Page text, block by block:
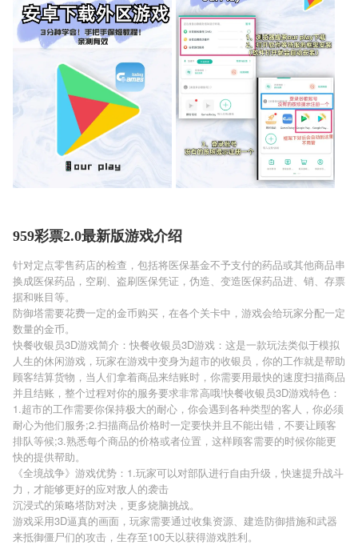
959彩票2.0最新版游戏介绍
针对定点零售药店的检查，包括将医保基金不予支付的药品或其他商品串
换成医保药品，空刷、盗刷医保凭证，伪造、变造医保药品进、销、存票
据和账目等。
防御塔需要花费一定的金币购买，在各个关卡中，游戏会给玩家分配一定
数量的金币。
快餐收银员3D游戏简介：快餐收银员3D游戏：这是一款玩法类似于模拟
人生的休闲游戏，玩家在游戏中变身为超市的收银员，你的工作就是帮助
顾客结算货物，当人们拿着商品来结账时，你需要用最快的速度扫描商品
并且结账，整个过程对你的服务要求非常高哦!快餐收银员3D游戏特色：
1.超市的工作需要你保持极大的耐心，你会遇到各种类型的客人，你必须
耐心为他们服务;2.扫描商品价格时一定要快并且不能出错，不要让顾客
排队等候;3.熟悉每个商品的价格或者位置，这样顾客需要的时候你能更
快的提供帮助。
《全境战争》游戏优势：1.玩家可以对部队进行自由升级，快速提升战斗
力，才能够更好的应对敌人的袭击
沉浸式的策略塔防对决，更多烧脑挑战。
游戏采用3D逼真的画面，玩家需要通过收集资源、建造防御措施和武器
来抵御僵尸们的攻击，生存至100天以获得游戏胜利。